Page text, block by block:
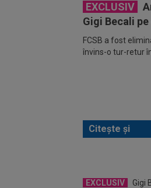
EXCLUSIV
Gigi Becali pe
FCSB a fost
învins-o tur-retur
Citește și
EXCLUSIV
Gigi